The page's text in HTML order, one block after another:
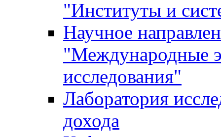
"Институты и
Научное
"Международные
исследования"
Лаборатория
дохода